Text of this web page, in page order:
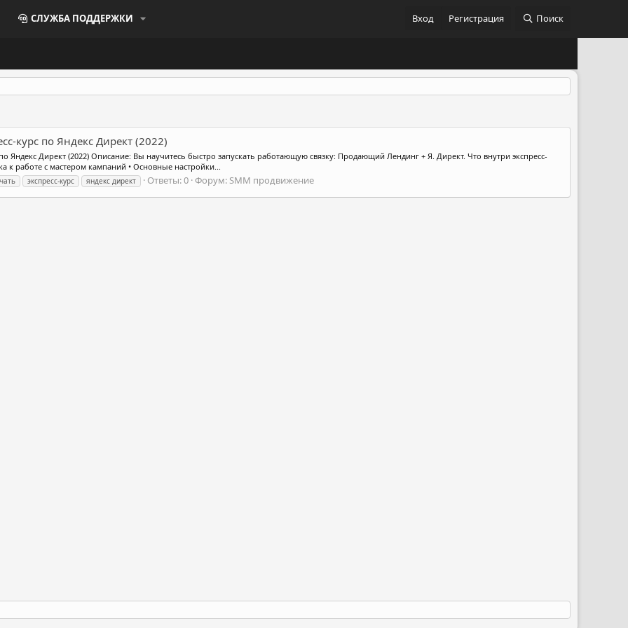
СЛУЖБА ПОДДЕРЖКИ Вход Регистрация Поиск
курс по Яндекс Директ (2022)
Яндекс Директ (2022) Описание: Вы научитесь быстро запускать работающую связку: Продающий Лендинг + Я. Директ. Что внутри экспресс-
к работе с мастером кампаний • Основные настройки...
экспресс-курс яндекс директ Ответы: 0 Форум: SMM продвижение